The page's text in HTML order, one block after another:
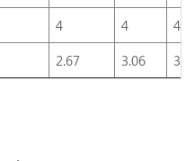
4 4
4
2.67 3.06